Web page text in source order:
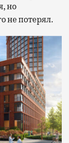
но
не потерял.